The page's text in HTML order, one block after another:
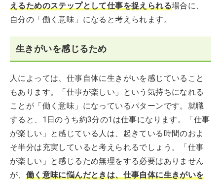
えるためのステップとして仕事を捉えられる場合に、
自分の「働く意味」になると考えられます。
生きがいを感じるため
人によっては、仕事自体に生きがいを感じていること
もあります。「仕事が楽しい」という気持ちになれる
ことが「働く意味」になっているパターンです。就職
すると、1日のうち約3分の1は仕事になります。「仕事
が楽しい」と感じている人は、起きている時間のおよ
そ半分は充実していると考えられるでしょう。「仕事
が楽しい」と感じるため無理をする必要はありません
が、 働く意味に悩んだときは、仕事自体に生きがいを